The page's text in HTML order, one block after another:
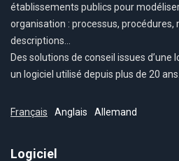
établissements publics pour
organisation : processus, procédures,
descriptions…
Des solutions de conseil issues
un logiciel utilisé depuis plus de 20 ans.
Français Anglais Allemand
Logiciel